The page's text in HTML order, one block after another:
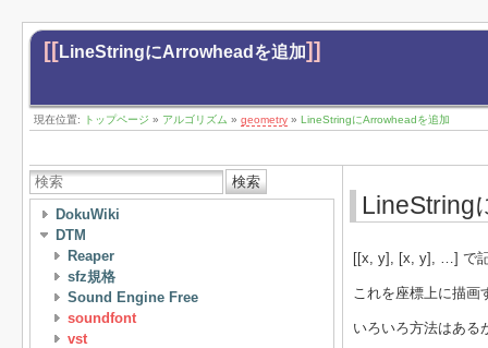
[[LineStringにArrowheadを追加]]
現在位置: トップページ » アルゴリズム » geometry » LineStringにArrowheadを追加
検索
DokuWiki
DTM
Reaper
sfz規格
Sound Engine Free
soundfont
vst
LineString
[[x, y], [x, y], …] で記
これを座標上に描画
いろいろ方法はある